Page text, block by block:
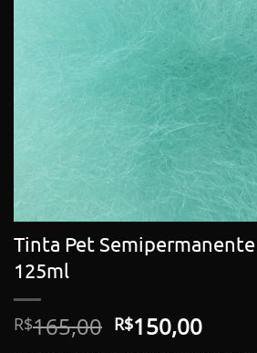
Tinta Pet
125ml
R$165,00 O
R$150,00O